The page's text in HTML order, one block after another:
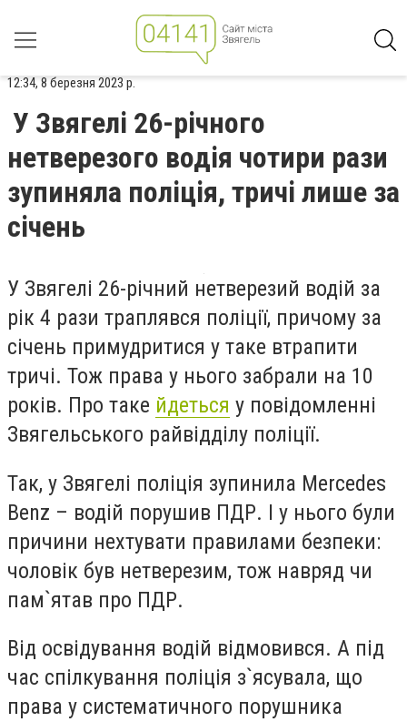
12:34, 8 березня 2023 р.
У Звягелі 26-річного
нетверезого водія чотири рази
зупиняла поліція, тричі лише за
січень
У Звягелі 26-річний нетверезий водій за
рік 4 рази траплявся поліції, причому за
січень примудритися у таке втрапити
тричі. Тож права у нього забрали на 10
років. Про таке йдеться у повідомленні
Звягельського райвідділу поліції.
Так, у Звягелі поліція зупинила Mercedes
Benz – водій порушив ПДР. І у нього були
причини нехтувати правилами безпеки:
чоловік був нетверезим, тож навряд чи
пам`ятав про ПДР.
Від освідування водій відмовився. А під
час спілкування поліція з`ясувала, що
права у систематичного порушника